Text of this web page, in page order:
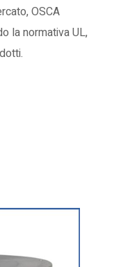
OSCA
la normativa UL,